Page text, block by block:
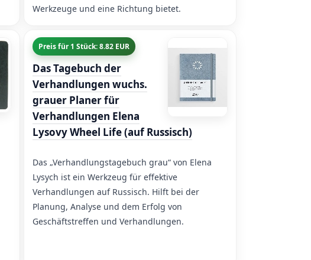
Werkzeuge und eine Richtung bietet.
Preis für 1 Stück: 8.82 EUR
Das Tagebuch der
Verhandlungen wuchs.
grauer Planer für
Verhandlungen Elena
Lysovy Wheel Life (auf Russisch)
Das „Verhandlungstagebuch grau“ von Elena
Lysych ist ein Werkzeug für effektive
Verhandlungen auf Russisch. Hilft bei der
Planung, Analyse und dem Erfolg von
Geschäftstreffen und Verhandlungen.